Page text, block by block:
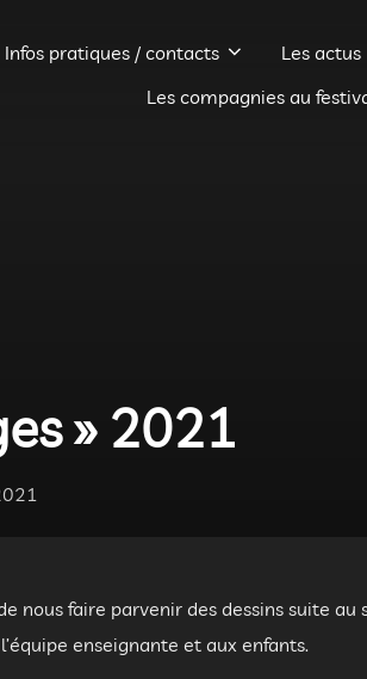
Infos pratiques / contacts Les actus
Les compagnies au
» 2021
nous faire parvenir des dessins suite au
enseignante et aux enfants.